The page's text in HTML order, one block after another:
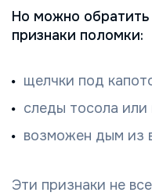
Но можно
признаки поломки:
щелчки под
следы тосола
возможен дым из
Эти признаки не